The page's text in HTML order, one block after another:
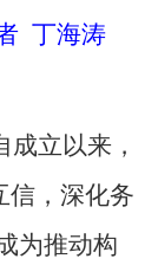
丁海涛
立以来，
信，深化务
为推动构